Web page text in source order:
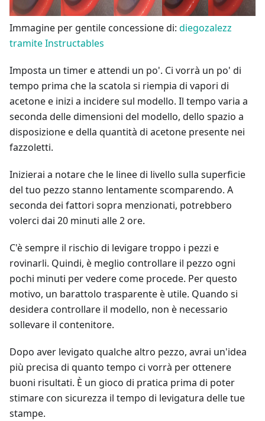
Immagine per gentile concessione di: diegozalezz
tramite Instructables
Imposta un timer e attendi un po'. Ci vorrà un po' di
tempo prima che la scatola si riempia di vapori di
acetone e inizi a incidere sul modello. Il tempo varia a
seconda delle dimensioni del modello, dello spazio a
disposizione e della quantità di acetone presente nei
fazzoletti.
Inizierai a notare che le linee di livello sulla superficie
del tuo pezzo stanno lentamente scomparendo. A
seconda dei fattori sopra menzionati, potrebbero
volerci dai 20 minuti alle 2 ore.
C'è sempre il rischio di levigare troppo i pezzi e
rovinarli. Quindi, è meglio controllare il pezzo ogni
pochi minuti per vedere come procede. Per questo
motivo, un barattolo trasparente è utile. Quando si
desidera controllare il modello, non è necessario
sollevare il contenitore.
Dopo aver levigato qualche altro pezzo, avrai un'idea
più precisa di quanto tempo ci vorrà per ottenere
buoni risultati. È un gioco di pratica prima di poter
stimare con sicurezza il tempo di levigatura delle tue
stampe.